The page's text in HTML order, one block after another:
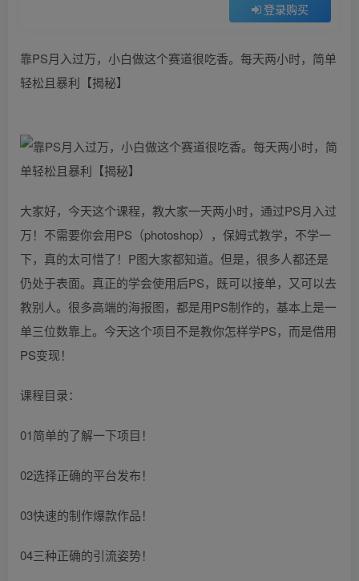
登录购买
靠PS月入过万，小白做这个赛道很吃香。每天两小时，简单
轻松且暴利【揭秘】
大家好，今天这个课程，教大家一天两小时，通过PS月入过
万！不需要你会用PS（photoshop），保姆式教学，不学一
下，真的太可惜了！P图大家都知道。但是，很多人都还是
仍处于表面。真正的学会使用后PS，既可以接单，又可以去
教别人。很多高端的海报图，都是用PS制作的，基本上是一
单三位数靠上。今天这个项目不是教你怎样学PS，而是借用
PS变现！
课程目录：
01简单的了解一下项目！
02选择正确的平台发布！
03快速的制作爆款作品！
04三种正确的引流姿势！